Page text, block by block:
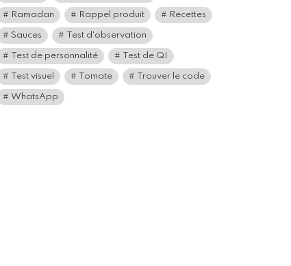
Ramadan Rappel produit Recettes
Sauces Test d'observation
Test de personnalité Test de QI
Test visuel Tomate Trouver le code
WhatsApp